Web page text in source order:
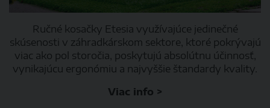
Ručné kosačky Etesia využívajúce jedinečné
skúsenosti v záhradkárskom sektore, ktoré pokrývajú
viac ako pol storočia, poskytujú absolútnu účinnosť,
vynikajúcu ergonómiu a najvyššie štandardy kvality.
Viac info >